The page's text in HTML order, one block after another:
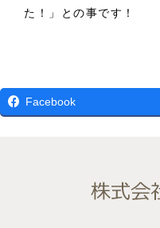
た！」との事です！
Facebook